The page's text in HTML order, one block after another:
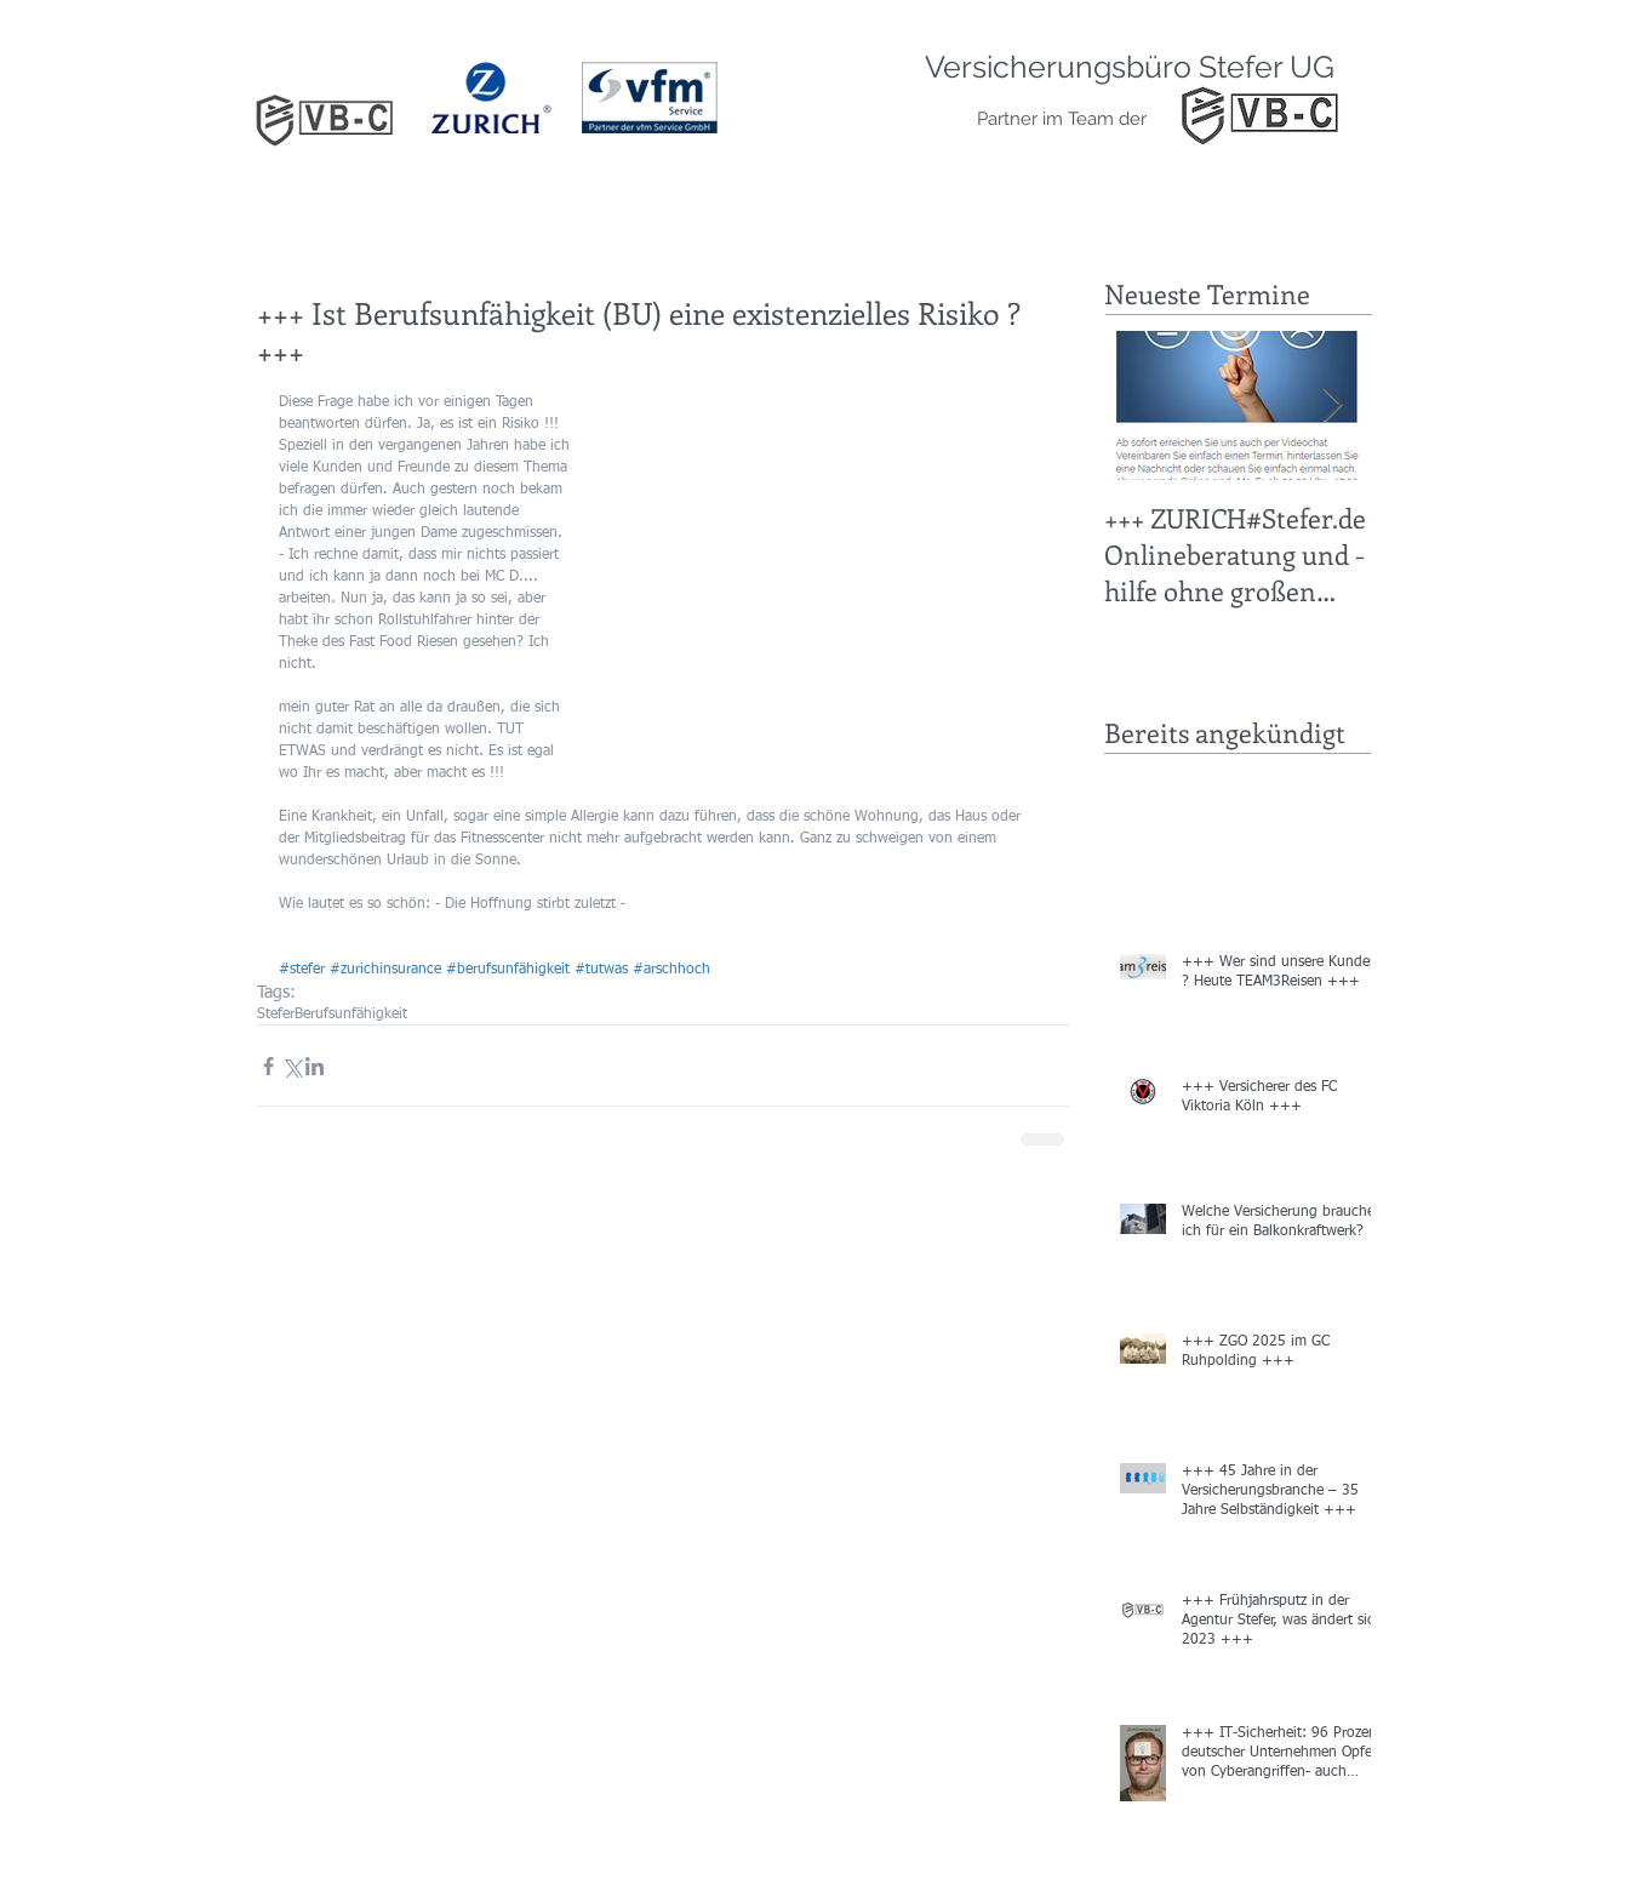
Versicherungsbüro Stefer UG
Partner im Team der
+++ Ist Berufsunfähigkeit (BU) eine existenzielles Risiko ?
+++
Diese Frage habe ich vor einigen Tagen
beantworten dürfen. Ja, es ist ein Risiko !!!
Speziell in den vergangenen Jahren habe ich
viele Kunden und Freunde zu diesem Thema
befragen dürfen. Auch gestern noch bekam
ich die immer wieder gleich lautende
Antwort einer jungen Dame zugeschmissen.
- Ich rechne damit, dass mir nichts passiert
und ich kann ja dann noch bei MC D....
arbeiten. Nun ja, das kann ja so sei, aber
habt ihr schon Rollstuhlfahrer hinter der
Theke des Fast Food Riesen gesehen? Ich
nicht.
mein guter Rat an alle da draußen, die sich
nicht damit beschäftigen wollen. TUT
ETWAS und verdrängt es nicht. Es ist egal
wo Ihr es macht, aber macht es !!!
Eine Krankheit, ein Unfall, sogar eine simple Allergie kann dazu führen, dass die schöne Wohnung, das Haus oder
der Mitgliedsbeitrag für das Fitnesscenter nicht mehr aufgebracht werden kann. Ganz zu schweigen von einem
wunderschönen Urlaub in die Sonne.
Wie lautet es so schön: - Die Hoffnung stirbt zuletzt -
#stefer #zurichinsurance #berufsunfähigkeit #tutwas #arschhoch
Tags:
SteferBerufsunfähigkeit
Neueste Termine
+++ ZURICH#Stefer.de
Onlineberatung und -
hilfe ohne großen
Bereits angekündigt
+++ Wer sind unsere Kunden
? Heute TEAM3Reisen +++
+++ Versicherer des FC
Viktoria Köln +++
Welche Versicherung brauche
ich für ein Balkonkraftwerk?
+++ ZGO 2025 im GC
Ruhpolding +++
+++ 45 Jahre in der
Versicherungsbranche – 35
Jahre Selbständigkeit +++
+++ Frühjahrsputz in der
Agentur Stefer, was ändert sich
2023 +++
+++ IT-Sicherheit: 96 Prozent
deutscher Unternehmen Opfer
von Cyberangriffen- auch